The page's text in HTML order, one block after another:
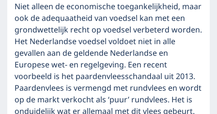
Niet alleen de economische toegankelijkheid, maar
ook de adequaatheid van voedsel kan met een
grondwettelijk recht op voedsel verbeterd worden.
Het Nederlandse voedsel voldoet niet in alle
gevallen aan de geldende Nederlandse en
Europese wet- en regelgeving. Een recent
voorbeeld is het paardenvleesschandaal uit 2013.
Paardenvlees is vermengd met rundvlees en wordt
op de markt verkocht als ‘puur’ rundvlees. Het is